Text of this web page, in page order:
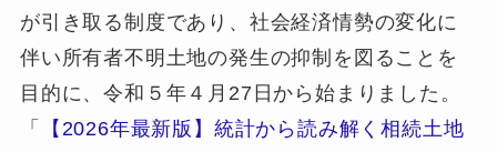
が引き取る制度であり、社会経済情勢の変化に
伴い所有者不明土地の発生の抑制を図ることを
目的に、令和５年４月27日から始まりました。
「
【2026年最新版】統計から読み解く相続土地